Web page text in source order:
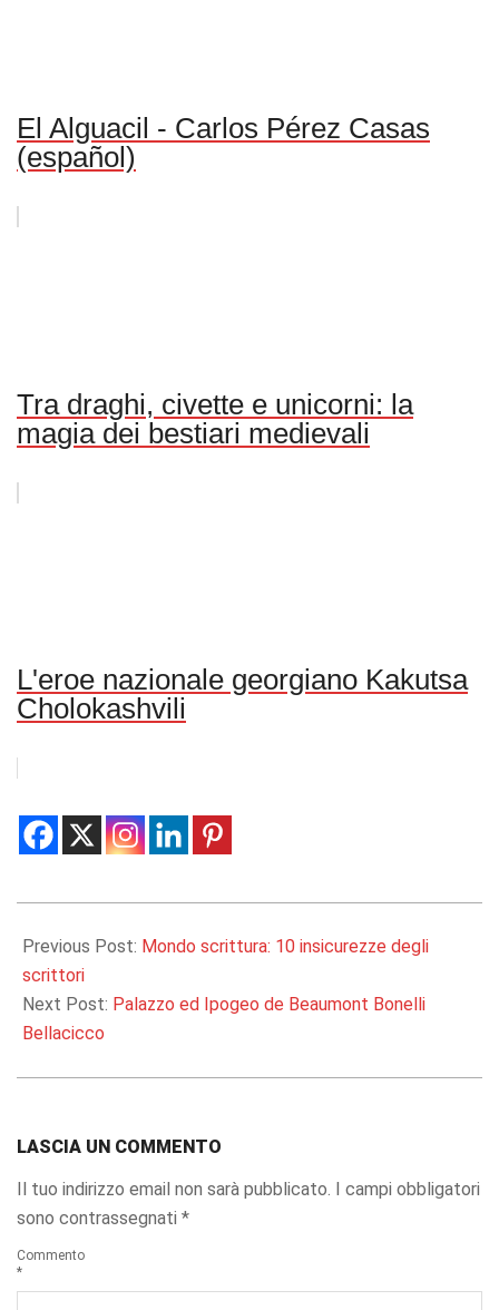
El Alguacil - Carlos Pérez Casas
(español)
Tra draghi, civette e unicorni: la
magia dei bestiari medievali
L'eroe nazionale georgiano Kakutsa
Cholokashvili
12-
23
Previous Post: Mondo scrittura: 10 insicurezze degli
scrittori
Next Post: Palazzo ed Ipogeo de Beaumont Bonelli
Bellacicco
LASCIA UN COMMENTO
Il tuo indirizzo email non sarà pubblicato.
I campi obbligatori
sono contrassegnati *
Commento
*